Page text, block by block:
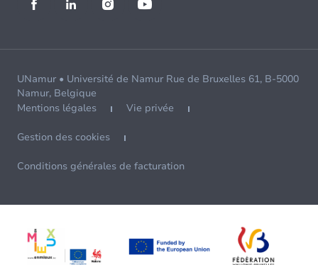
UNamur • Université de Namur Rue de Bruxelles 61, B-5000
Namur, Belgique
Mentions légales
Vie privée
Gestion des cookies
Conditions générales de facturation